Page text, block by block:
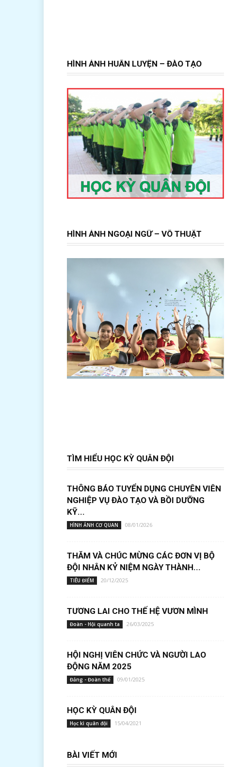
HÌNH ẢNH HUẤN LUYỆN – ĐÀO TẠO
HÌNH ẢNH NGOẠI NGỮ – VÕ THUẬT
TÌM HIỂU HỌC KỲ QUÂN ĐỘI
THÔNG BÁO TUYỂN DỤNG CHUYÊN VIÊN
NGHIỆP VỤ ĐÀO TẠO VÀ BỒI DƯỠNG
KỸ...
HÌNH ẢNH CƠ QUAN 08/01/2026
THĂM VÀ CHÚC MỪNG CÁC ĐƠN VỊ BỘ
ĐỘI NHÂN KỶ NIỆM NGÀY THÀNH...
TIÊU ĐIỂM 20/12/2025
TƯƠNG LAI CHO THẾ HỆ VƯƠN MÌNH
Đoàn - Hội quanh ta 26/03/2025
HỘI NGHỊ VIÊN CHỨC VÀ NGƯỜI LAO
ĐỘNG NĂM 2025
Đảng - Đoàn thể 09/01/2025
HỌC KỲ QUÂN ĐỘI
Học kì quân đội 15/04/2021
BÀI VIẾT MỚI